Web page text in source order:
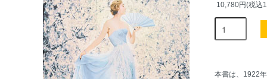
10,780円(税込
本書は、1922